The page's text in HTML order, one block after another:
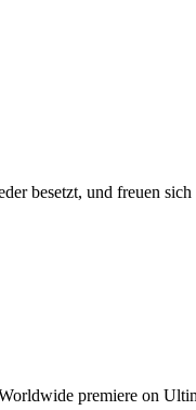
und freuen sich
premiere on